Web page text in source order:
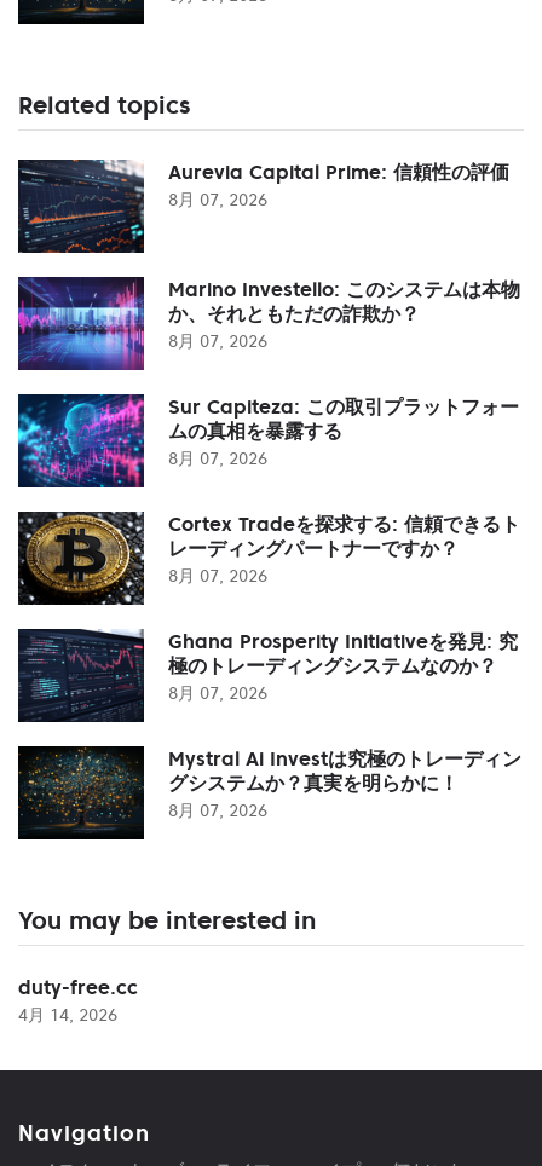
Related topics
Aurevia Capital Prime: 信頼性の評価
8月 07, 2026
Marino Investello: このシステムは本物
か、それともただの詐欺か？
8月 07, 2026
Sur Capiteza: この取引プラットフォー
ムの真相を暴露する
8月 07, 2026
Cortex Tradeを探求する: 信頼できるト
レーディングパートナーですか？
8月 07, 2026
Ghana Prosperity Initiativeを発見: 究
極のトレーディングシステムなのか？
8月 07, 2026
Mystral Ai Investは究極のトレーディン
グシステムか？真実を明らかに！
8月 07, 2026
You may be interested in
duty-free.cc
4月 14, 2026
Navigation